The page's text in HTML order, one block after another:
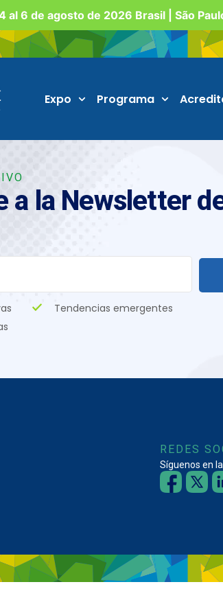
al 6 de agosto de 2026 Brasil | São
Expo Programa
a la Newsletter
Tendencias emergentes
REDES
Síguenos en